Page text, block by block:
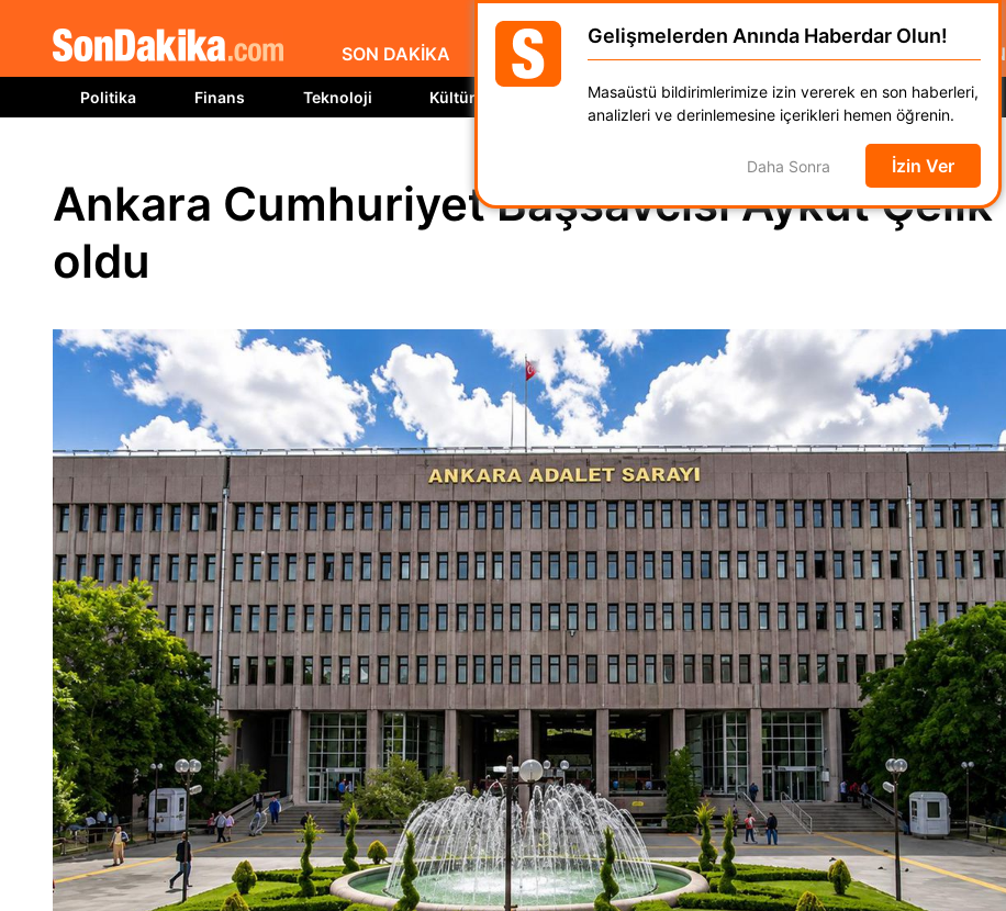
SON DAKİKA GÜNCEL DÜNYA EKONOMİ SPOR MAGAZİN
Politika Finans Teknoloji Kültür Sanat Kadın Moda Otomobil Yaşam
Ankara Cumhuriyet Başsavcısı Aykut Çelik
oldu
Gelişmelerden Anında Haberdar Olun!
Masaüstü bildirimlerimize izin vererek en son haberleri,
analizleri ve derinlemesine içerikleri hemen öğrenin.
Daha Sonra İzin Ver